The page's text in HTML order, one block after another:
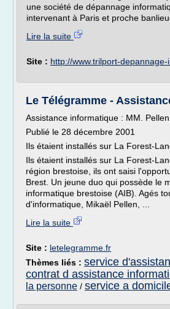
une société de dépannage
intervenant à Paris et proche
Lire la suite
Site : http://www.trilport-
Le Télégramme -
Assistance informatique : MM.
Publié le 28 décembre 2001
Ils étaient installés sur La Forest-
Ils étaient installés sur La Forest-
région brestoise, ils ont saisi
Brest. Un jeune duo qui possède le
informatique brestoise (AIB). Agés
d'informatique, Mikaël Pellen, ...
Lire la suite
Site : letelegramme.fr
Thèmes liés : service
contrat d assistance
la personne / service a